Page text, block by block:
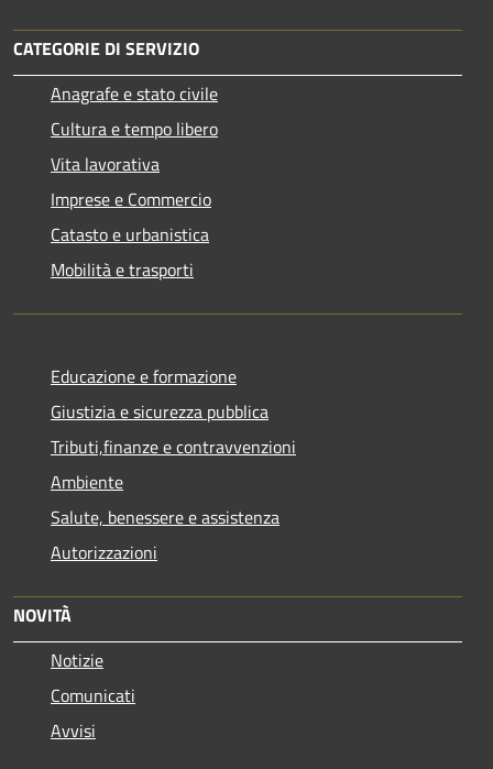
CATEGORIE DI SERVIZIO
Anagrafe e stato civile
Cultura e tempo libero
Vita lavorativa
Imprese e Commercio
Catasto e urbanistica
Mobilità e trasporti
Educazione e formazione
Giustizia e sicurezza pubblica
Tributi,finanze e contravvenzioni
Ambiente
Salute, benessere e assistenza
Autorizzazioni
NOVITÀ
Notizie
Comunicati
Avvisi